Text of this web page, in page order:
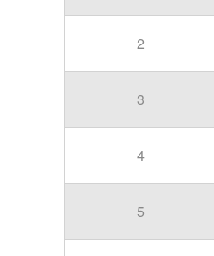
2
3
4
5